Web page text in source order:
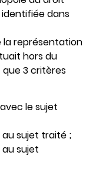
identifiée dans
la représentation
hors du
que 3 critères
le sujet
sujet traité ;
sujet